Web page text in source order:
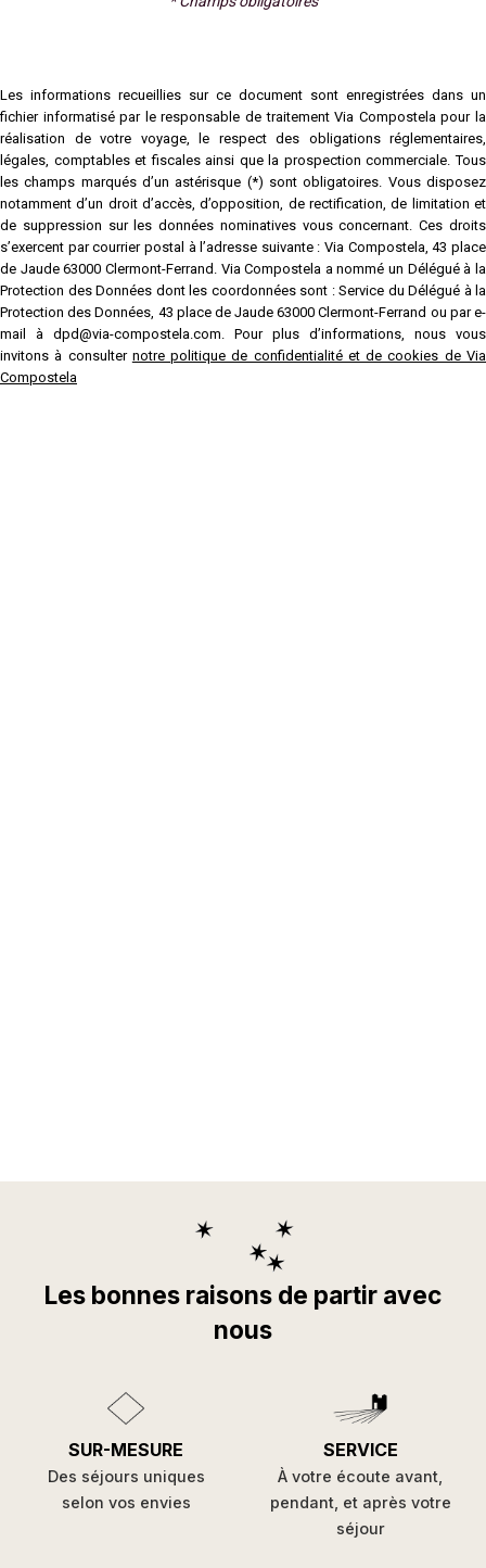
Les informations recueillies sur ce document sont enregistrées dans un
fichier informatisé par le responsable de traitement Via Compostela pour la
réalisation de votre voyage, le respect des obligations réglementaires,
légales, comptables et fiscales ainsi que la prospection commerciale. Tous
les champs marqués d’un astérisque (*) sont obligatoires. Vous disposez
notamment d’un droit d’accès, d’opposition, de rectification, de limitation et
de suppression sur les données nominatives vous concernant. Ces droits
s’exercent par courrier postal à l’adresse suivante : Via Compostela, 43 place
de Jaude 63000 Clermont-Ferrand. Via Compostela a nommé un Délégué à la
Protection des Données dont les coordonnées sont : Service du Délégué à la
Protection des Données, 43 place de Jaude 63000 Clermont-Ferrand ou par e-
mail à dpd@via-compostela.com. Pour plus d’informations, nous vous
invitons à consulter notre politique de confidentialité et de cookies de Via
Compostela
Les bonnes raisons de partir avec
nous
SUR-MESURE
Des séjours uniques
selon vos envies
SERVICE
À votre écoute avant,
pendant, et après votre
séjour